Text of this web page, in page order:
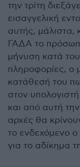
την τρίτη
εισαγγελική
αυτής, μάλιστα,
ΓΑΔΑ το
μήνυση κατά
πληροφορίες, ο
κατάθεσή του
στον
και από αυτή
αρχές θα
το ενδεχόμενο ο
για το αδίκημα